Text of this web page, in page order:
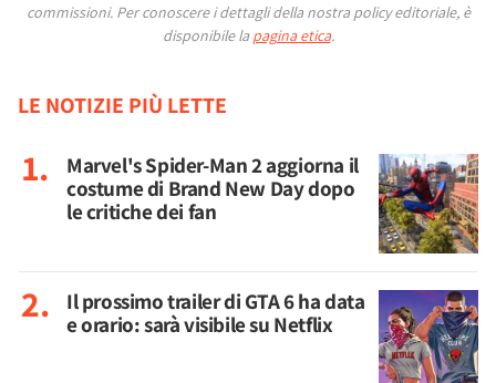
commissioni. Per conoscere i dettagli della nostra policy editoriale, è
disponibile la pagina etica.
LE NOTIZIE PIÙ LETTE
Marvel's Spider-Man 2 aggiorna il
costume di Brand New Day dopo
le critiche dei fan
Il prossimo trailer di GTA 6 ha data
e orario: sarà visibile su Netflix